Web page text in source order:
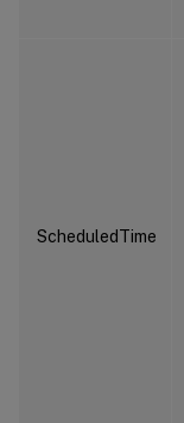
ScheduledTime